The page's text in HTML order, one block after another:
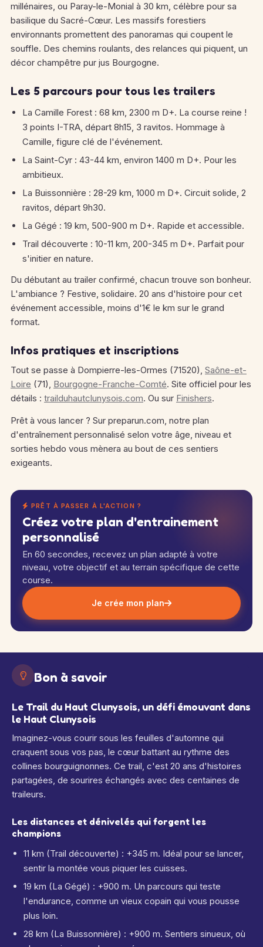
millénaires, ou Paray-le-Monial à 30 km, célèbre pour sa
basilique du Sacré-Cœur. Les massifs forestiers
environnants promettent des panoramas qui coupent le
souffle. Des chemins roulants, des relances qui piquent, un
décor champêtre pur jus Bourgogne.
Les 5 parcours pour tous les trailers
La Camille Forest : 68 km, 2300 m D+. La course reine !
3 points I-TRA, départ 8h15, 3 ravitos. Hommage à
Camille, figure clé de l'événement.
La Saint-Cyr : 43-44 km, environ 1400 m D+. Pour les
ambitieux.
La Buissonnière : 28-29 km, 1000 m D+. Circuit solide, 2
ravitos, départ 9h30.
La Gégé : 19 km, 500-900 m D+. Rapide et accessible.
Trail découverte : 10-11 km, 200-345 m D+. Parfait pour
s'initier en nature.
Du débutant au trailer confirmé, chacun trouve son bonheur.
L'ambiance ? Festive, solidaire. 20 ans d'histoire pour cet
événement accessible, moins d'1€ le km sur le grand
format.
Infos pratiques et inscriptions
Tout se passe à Dompierre-les-Ormes (71520), Saône-et-
Loire (71), Bourgogne-Franche-Comté. Site officiel pour les
détails : trailduhautclunysois.com. Ou sur Finishers.
Prêt à vous lancer ? Sur preparun.com, notre plan
d'entraînement personnalisé selon votre âge, niveau et
sorties hebdo vous mènera au bout de ces sentiers
exigeants.
PRÊT À PASSER À L'ACTION ?
Créez votre plan d'entrainement
personnalisé
En 60 secondes, recevez un plan adapté à votre
niveau, votre objectif et au terrain spécifique de cette
course.
Je crée mon plan
Bon à savoir
Le Trail du Haut Clunysois, un défi émouvant dans
le Haut Clunysois
Imaginez-vous courir sous les feuilles d'automne qui
craquent sous vos pas, le cœur battant au rythme des
collines bourguignonnes. Ce trail, c'est 20 ans d'histoires
partagées, de sourires échangés avec des centaines de
traileurs.
Les distances et dénivelés qui forgent les
champions
11 km (Trail découverte) : +345 m. Idéal pour se lancer,
sentir la montée vous piquer les cuisses.
19 km (La Gégé) : +900 m. Un parcours qui teste
l'endurance, comme un vieux copain qui vous pousse
plus loin.
28 km (La Buissonnière) : +900 m. Sentiers sinueux, où